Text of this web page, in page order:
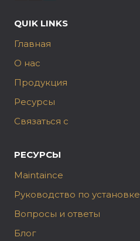
QUIK LINKS
Главная
О нас
Продукция
Ресурсы
Связаться с
РЕСУРСЫ
Maintaince
Руководство по установке
Вопросы и ответы
Блог